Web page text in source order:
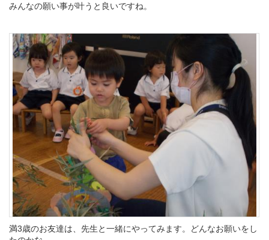
みんなの願い事が叶うと良いですね。
満3歳のお友達は、先生と一緒にやってみます。どんなお願いをし